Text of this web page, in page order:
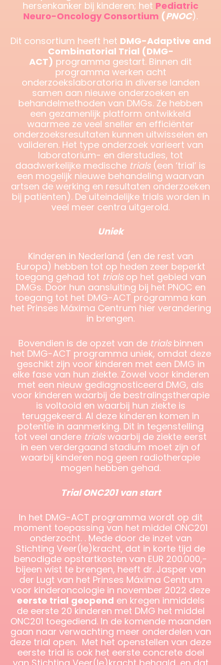
hersenkanker bij kinderen; het Pediatric
Neuro-Oncology Consortium (PNOC).
Dit consortium heeft het DMG-Adaptive and
Combinatorial Trial (DMG-
ACT) programma gestart. Binnen dit
programma werken acht
onderzoekslaboratoria in diverse landen
samen aan nieuwe onderzoeken en
behandelmethoden van DMGs. Ze hebben
een gezamenlijk platform ontwikkeld
waarmee ze veel sneller en efficiënter
onderzoeksresultaten kunnen uitwisselen en
valideren. Het type onderzoek varieert van
laboratorium- en dierstudies, tot
daadwerkelijke medische trials (een ‘trial’ is
een mogelijk nieuwe behandeling waarvan
artsen de werking en resultaten onderzoeken
bij patiënten). De uiteindelijke trials worden in
veel meer centra uitgerold.
Uniek
Kinderen in Nederland (en de rest van
Europa) hebben tot op heden zeer beperkt
toegang gehad tot trials op het gebied van
DMGs. Door hun aansluiting bij het PNOC en
toegang tot het DMG-ACT programma kan
het Prinses Máxima Centrum hier verandering
in brengen.
Bovendien is de opzet van de trials binnen
het DMG-ACT programma uniek, omdat deze
geschikt zijn voor kinderen met een DMG in
elke fase van hun ziekte. Zowel voor kinderen
met een nieuw gediagnosticeerd DMG, als
voor kinderen waarbij de bestralingstherapie
is voltooid en waarbij hun ziekte is
teruggekeerd. Al deze kinderen komen in
potentie in aanmerking. Dit in tegenstelling
tot veel andere trialswaarbij de ziekte eerst
in een verdergaand stadium moet zijn of
waarbij kinderen nog geen radiotherapie
mogen hebben gehad.
Trial ONC201 van start
In het DMG-ACT programma wordt op dit
moment toepassing van het middel ONC201
onderzocht. . Mede door de inzet van
Stichting Veer(le)kracht, dat in korte tijd de
benodigde opstartkosten van EUR 200.000,-
bijeen wist te brengen, heeft dr. Jasper van
der Lugt van het Prinses Máxima Centrum
voor kinderoncologie in november 2022 deze
eerste trial geopend en kregen inmiddels
de eerste 20 kinderen met DMG het middel
ONC201 toegediend. In de komende maanden
gaan naar verwachting meer onderdelen van
deze trial open. Met het openstellen van deze
eerste trial is ook het eerste concrete doel